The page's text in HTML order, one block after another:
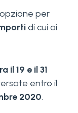
per
di cui ai
il 19 e il 31
entro il
2020.